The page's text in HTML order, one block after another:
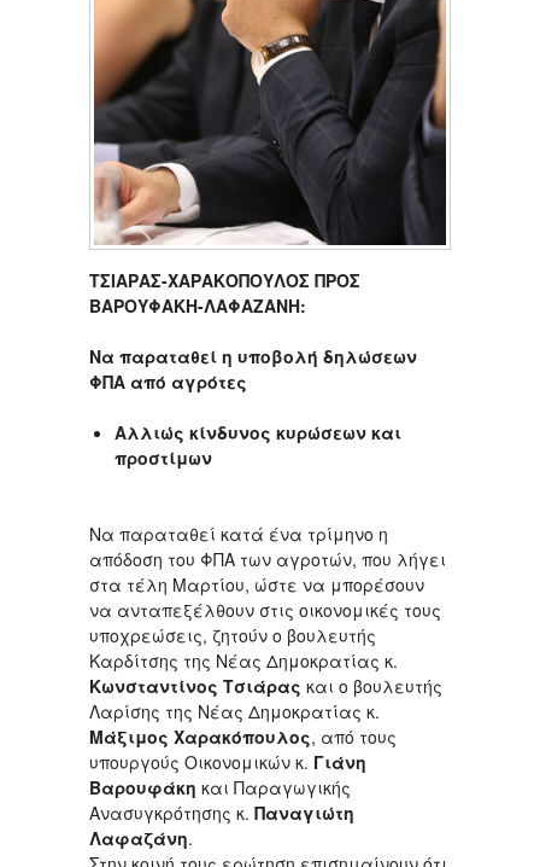
ΤΣΙΑΡΑΣ-ΧΑΡΑΚΟΠΟΥΛΟΣ ΠΡΟΣ
ΒΑΡΟΥΦΑΚΗ-ΛΑΦΑΖΑΝΗ:
Να παραταθεί η υποβολή δηλώσεων
ΦΠΑ από αγρότες
Αλλιώς κίνδυνος κυρώσεων και
προστίμων
Να παραταθεί κατά ένα τρίμηνο η
απόδοση του ΦΠΑ των αγροτών, που λήγει
στα τέλη Μαρτίου, ώστε να μπορέσουν
να ανταπεξέλθουν στις οικονομικές τους
υποχρεώσεις, ζητούν ο βουλευτής
Καρδίτσης της Νέας Δημοκρατίας κ.
Κωνσταντίνος Τσιάρας και ο βουλευτής
Λαρίσης της Νέας Δημοκρατίας κ.
Μάξιμος Χαρακόπουλος, από τους
υπουργούς Οικονομικών κ. Γιάνη
Βαρουφάκη και Παραγωγικής
Ανασυγκρότησης κ. Παναγιώτη
Λαφαζάνη.